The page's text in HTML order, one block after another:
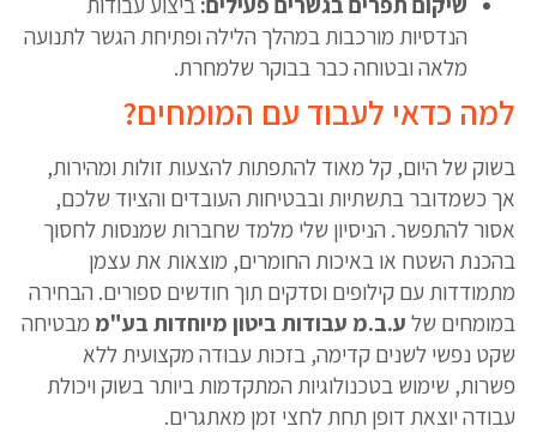
הנדסיות מורכבות במהלך הלילה ופתיחת הגשר לתנועה
מלאה ובטוחה כבר בבוקר שלמחרת.
למה כדאי לעבוד עם המומחים?
בשוק של היום, קל מאוד להתפתות להצעות זולות ומהירות,
אך כשמדובר בתשתיות ובבטיחות העובדים והציוד שלכם,
אסור להתפשר. הניסיון שלי מלמד שחברות שמנסות לחסוך
בהכנת השטח או באיכות החומרים, מוצאות את עצמן
מתמודדות עם קילופים וסדקים תוך חודשים ספורים. הבחירה
במומחים שלע.ב.מ עבודות ביטון מיוחדות בע"ממבטיחה
שקט נפשי לשנים קדימה, בזכות עבודה מקצועית ללא
פשרות, שימוש בטכנולוגיות המתקדמות ביותר בשוק ויכולת
עבודה יוצאת דופן תחת לחצי זמן מאתגרים.